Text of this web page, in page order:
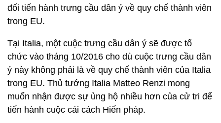
đối tiến hành trưng cầu dân ý về quy chế thành viên
trong EU.
Tại Italia, một cuộc trưng cầu dân ý sẽ được tổ
chức vào tháng 10/2016 cho dù cuộc trưng cầu dân
ý này không phải là về quy chế thành viên của Italia
trong EU. Thủ tướng Italia Matteo Renzi mong
muốn nhận được sự ủng hộ nhiều hơn của cử tri để
tiến hành cuộc cải cách Hiến pháp.